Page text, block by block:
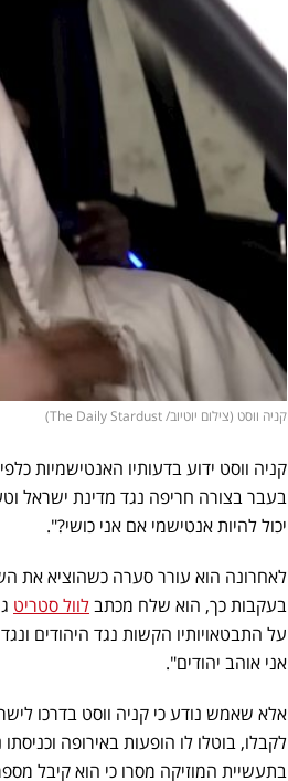
קניה ווסט (צילום יוטיוב/ The Daily Stardust)
קניה ווסט ידוע בדעותיו האנטישמיות
בעבר בצורה חריפה נגד מדינת ישראל
יכול להיות אנטישמי אם אני כושי?".
לאחרונה הוא עורר סערה כשהוציא את
בעקבות כך, הוא שלח מכתבלוול סטריט
על התבטאויותיו הקשות נגד היהודים
אני אוהב יהודים".
לקבלו, בוטלו לו הופעות באירופה
בתעשיית המוזיקה מסרו כי הוא קיבל